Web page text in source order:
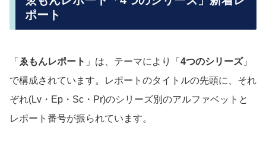
ポート
「 ゑもんレポート 」は、テーマにより「 4つのシリーズ 」
で構成されています。レポートのタイトルの先頭に、それ
ぞれ(Lv・Ep・Sc・Pr)のシリーズ別のアルファベットと
レポート番号が振られています。